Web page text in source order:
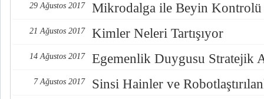
29 Ağustos 2017 Mikrodalga ile Beyin Kontrolü
21 Ağustos 2017 Kimler Neleri Tartışıyor
14 Ağustos 2017 Egemenlik Duygusu Stratejik
7 Ağustos 2017 Sinsi Hainler ve